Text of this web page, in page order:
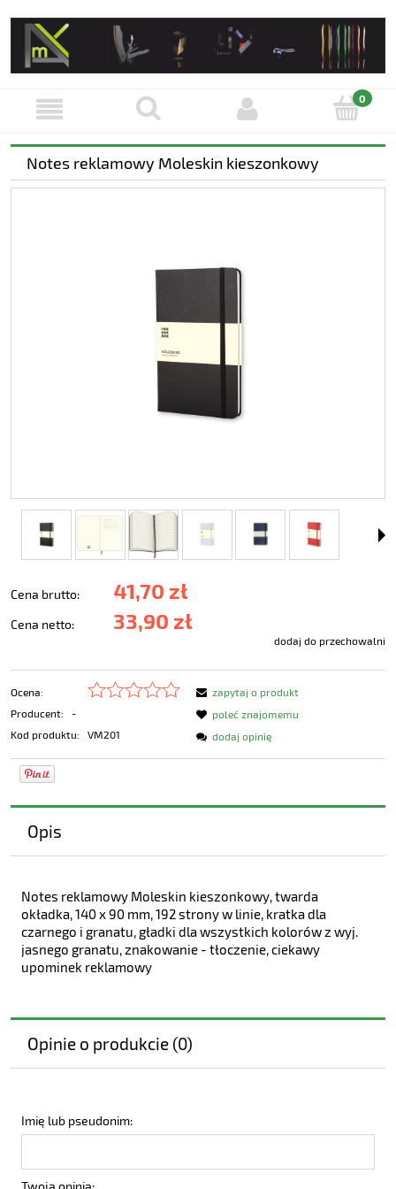
Notes reklamowy Moleskin kieszonkowy
Cena brutto: 41,70 zł
Cena netto: 33,90 zł
dodaj do przechowalni
Ocena:
Producent:
-
Kod produktu:
VM201
zapytaj o produkt
poleć znajomemu
dodaj opinię
Opis
Notes reklamowy Moleskin kieszonkowy, twarda
okładka, 140 x 90 mm, 192 strony w linie, kratka dla
czarnego i granatu, gładki dla wszystkich kolorów z wyj.
jasnego granatu, znakowanie - tłoczenie, ciekawy
upominek reklamowy
Opinie o produkcie (0)
Imię lub pseudonim:
Twoja opinia: